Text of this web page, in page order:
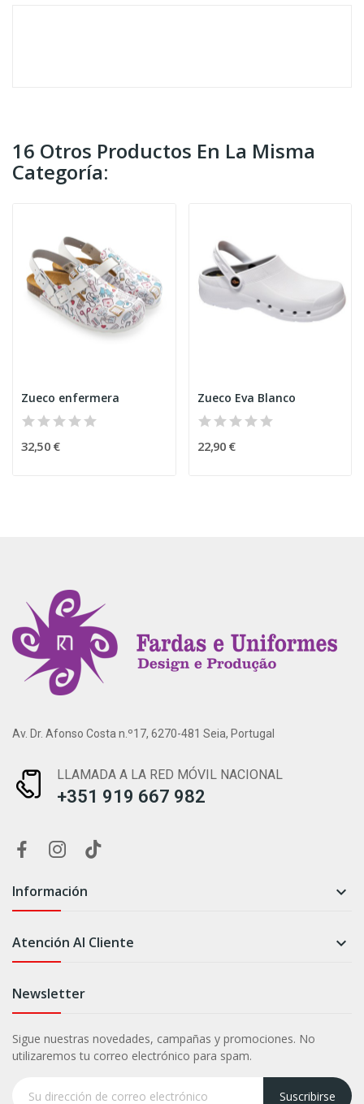
16 Otros Productos En La Misma
Categoría:
Zueco enfermera
32,50 €
Zueco Eva Blanco
22,90 €
Av. Dr. Afonso Costa n.º17, 6270-481 Seia, Portugal
LLAMADA A LA RED MÓVIL NACIONAL
+351 919 667 982
Información 
Atención Al Cliente 
Newsletter
Sigue nuestras novedades, campañas y promociones. No
utilizaremos tu correo electrónico para spam.
Suscribirse